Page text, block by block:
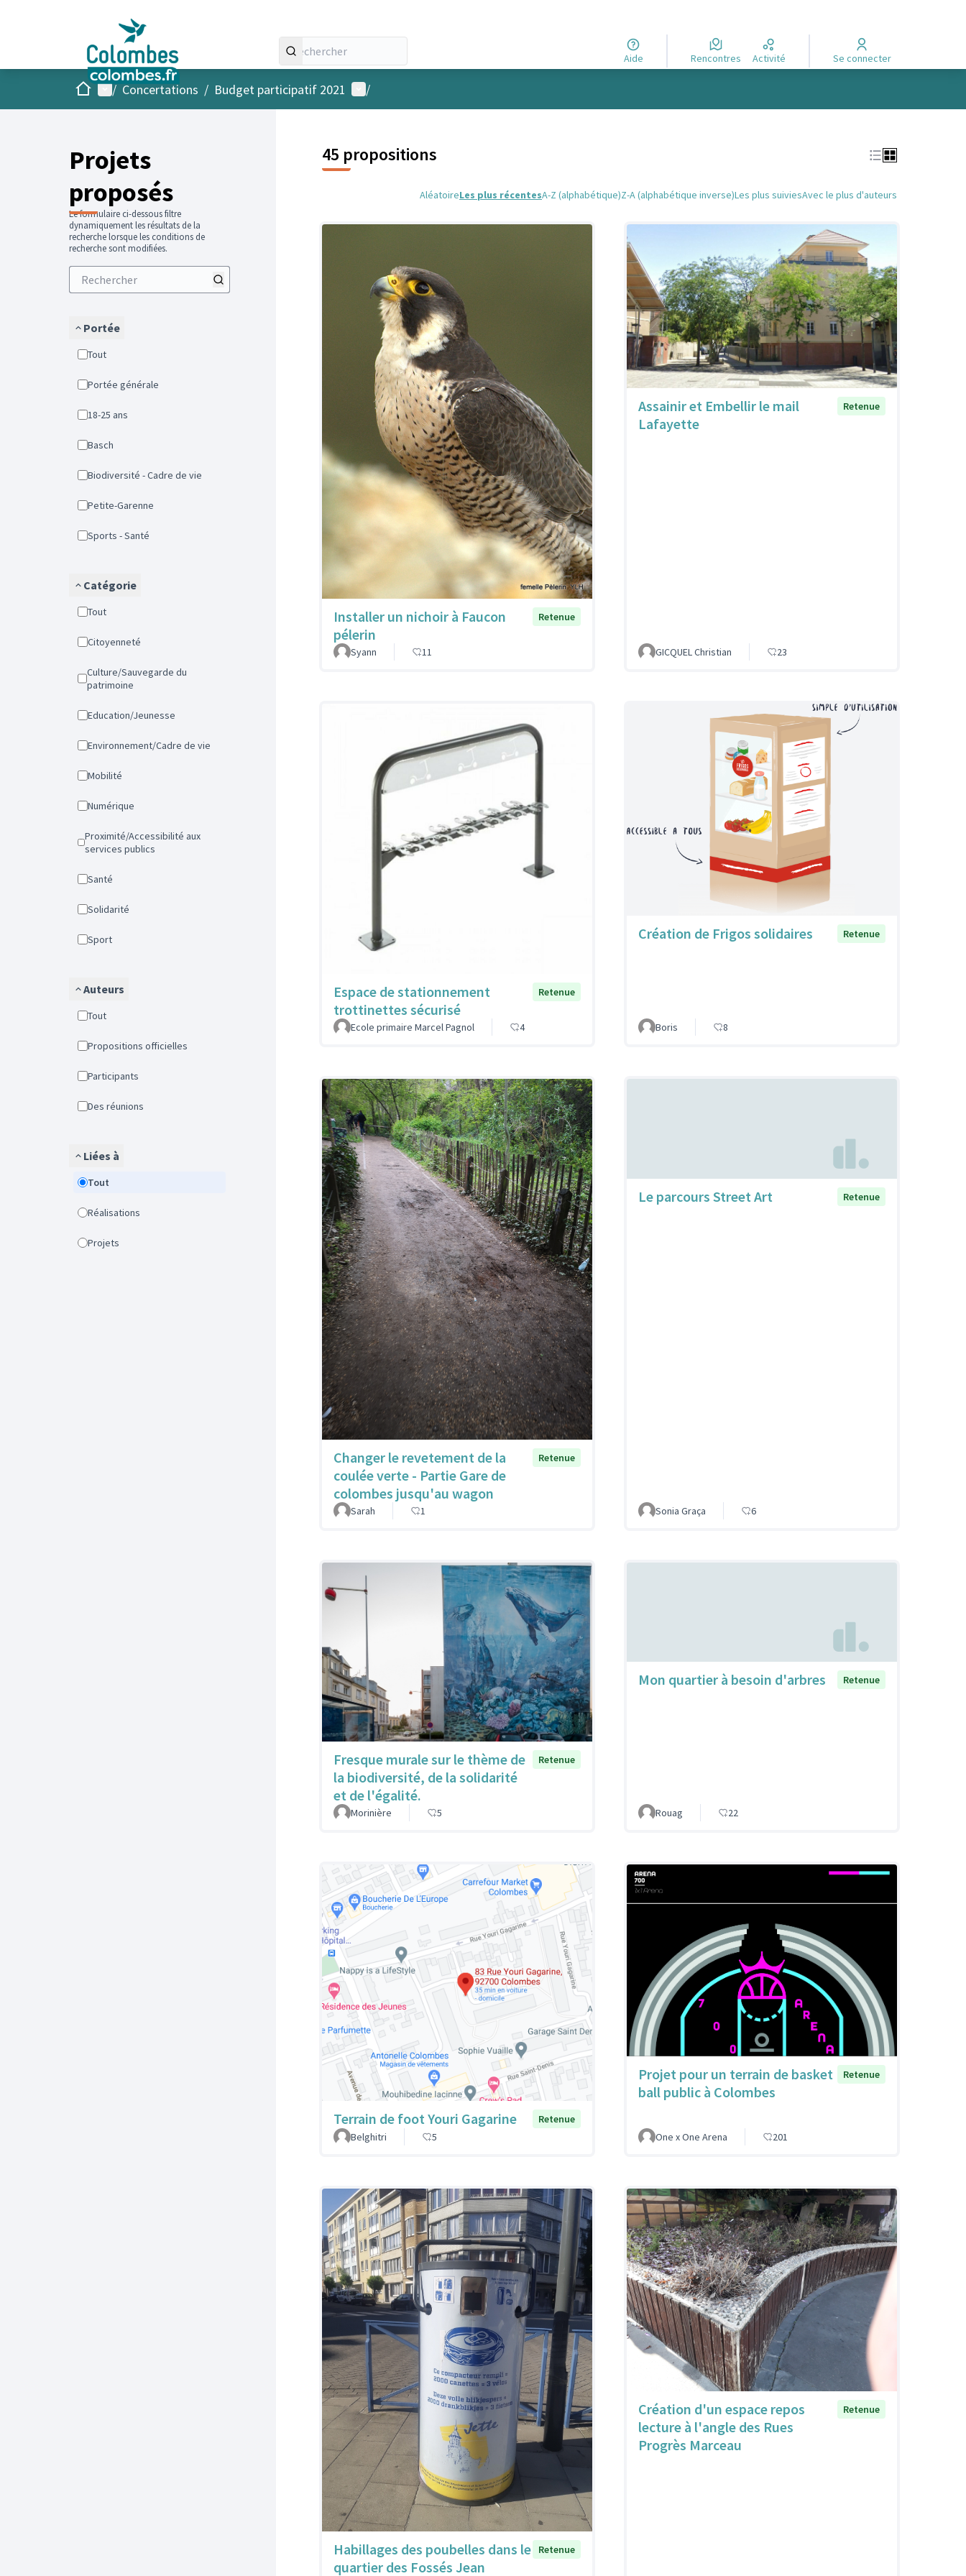
Aide Rencontres Activité Se connecter
AccueilMenu principal
/ Concertations / Budget participatif 2021 Menu utilisateur
/
Projets
proposés
Le formulaire ci-dessous filtre
dynamiquement les résultats de la
recherche lorsque les conditions de
recherche sont modifiées.
Portée
Tout
Portée générale
18-25 ans
Basch
Biodiversité - Cadre de vie
Petite-Garenne
Sports - Santé
Catégorie
Tout
Citoyenneté
Culture/Sauvegarde du
patrimoine
Education/Jeunesse
Environnement/Cadre de vie
Mobilité
Numérique
Proximité/Accessibilité aux
services publics
Santé
Solidarité
Sport
Auteurs
Tout
Propositions officielles
Participants
Des réunions
Liées à
Tout
Réalisations
Projets
45 propositions
AléatoireLes plus récentesA-Z (alphabétique)Z-A (alphabétique inverse)Les plus suiviesAvec le plus d'auteurs
Installer un nichoir à Faucon
pélerin
Retenue
Syann 11
Assainir et Embellir le mail
Lafayette
Retenue
GICQUEL Christian 23
Espace de stationnement
trottinettes sécurisé
Retenue
Ecole primaire Marcel Pagnol 4
Création de Frigos solidaires Retenue
Boris 8
Changer le revetement de la
coulée verte - Partie Gare de
colombes jusqu'au wagon
Retenue
Sarah 1
Le parcours Street Art Retenue
Sonia Graça 6
Fresque murale sur le thème de
la biodiversité, de la solidarité
et de l'égalité.
Retenue
Morinière 5
Mon quartier à besoin d'arbres Retenue
Rouag 22
Terrain de foot Youri Gagarine
Retenue
Belghitri
5
Projet pour un terrain de basket
ball public à Colombes
Retenue
One x One Arena 201
Habillages des poubelles dans le
quartier des Fossés Jean
Retenue
Création d'un espace repos
lecture à l'angle des Rues
Progrès Marceau
Retenue